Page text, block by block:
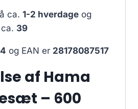
ca. 1-2 hverdage og
39
og EAN er 28178087517
af Hama
– 600